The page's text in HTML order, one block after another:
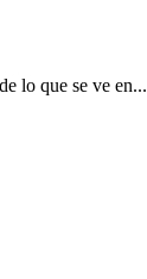
lo que se ve en...